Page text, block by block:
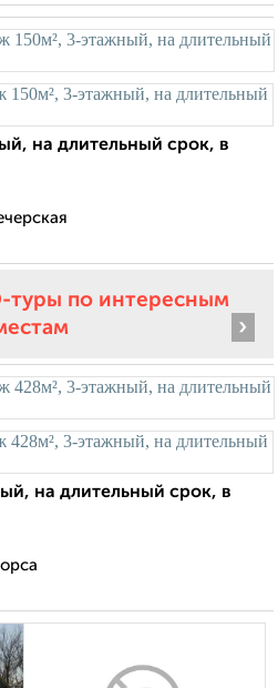
на длительный срок, в
туры по интересным
›
на длительный срок, в